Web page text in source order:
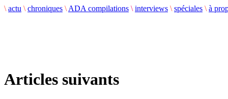
\ actu \ chroniques \ ADA compilations \ interviews \ spéciales \ à
Articles suivants